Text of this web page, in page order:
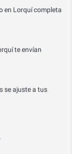
en Lorquí completa
te envían
se ajuste a tus